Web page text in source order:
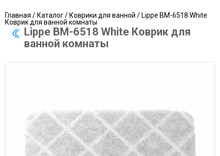
Главная /Каталог/Коврики для ванной / Lippe BM-6518 White
Коврик для ванной комнаты
Lippe BM-6518 White Коврик для
ванной комнаты